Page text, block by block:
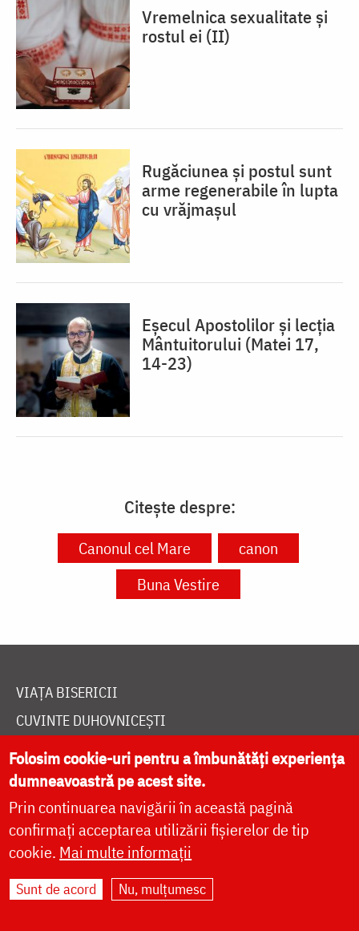
Vremelnica sexualitate și
rostul ei (II)
Rugăciunea și postul sunt
arme regenerabile în lupta
cu vrăjmașul
Eșecul Apostolilor și lecția
Mântuitorului (Matei 17,
14-23)
Citește despre:
Canonul cel Mare
canon
Buna Vestire
VIAȚA BISERICII
CUVINTE DUHOVNICEȘTI
FAMILIE
LITURGICĂ
BIBLIOTECĂ
ÎNTREABĂ PREOTUL
MEDIA
ȘTIRI
Folosim cookie-uri pentru a îmbunătăți experiența
dumneavoastră pe acest site.
Prin continuarea navigării în această pagină
confirmați acceptarea utilizării fișierelor de tip
cookie. Mai multe informații
Sunt de acord Nu, mulțumesc